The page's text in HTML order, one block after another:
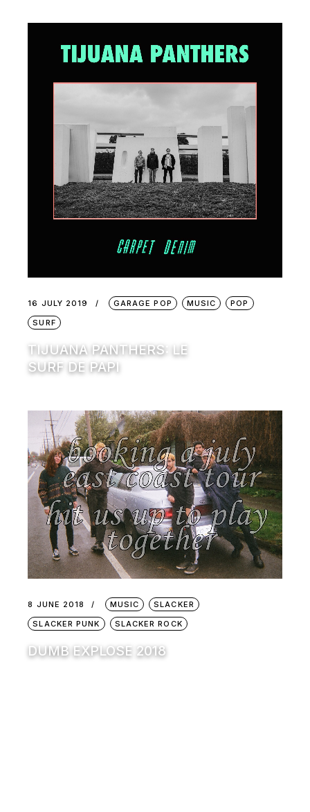
16 JULY 2019 GARAGE POP MUSIC
POP
SURF
TIJUANA PANTHERS: LE
SURF DE PAPI
8 JUNE 2018 MUSIC
SLACKER
SLACKER PUNK
SLACKER ROCK
DUMB EXPLOSE 2018